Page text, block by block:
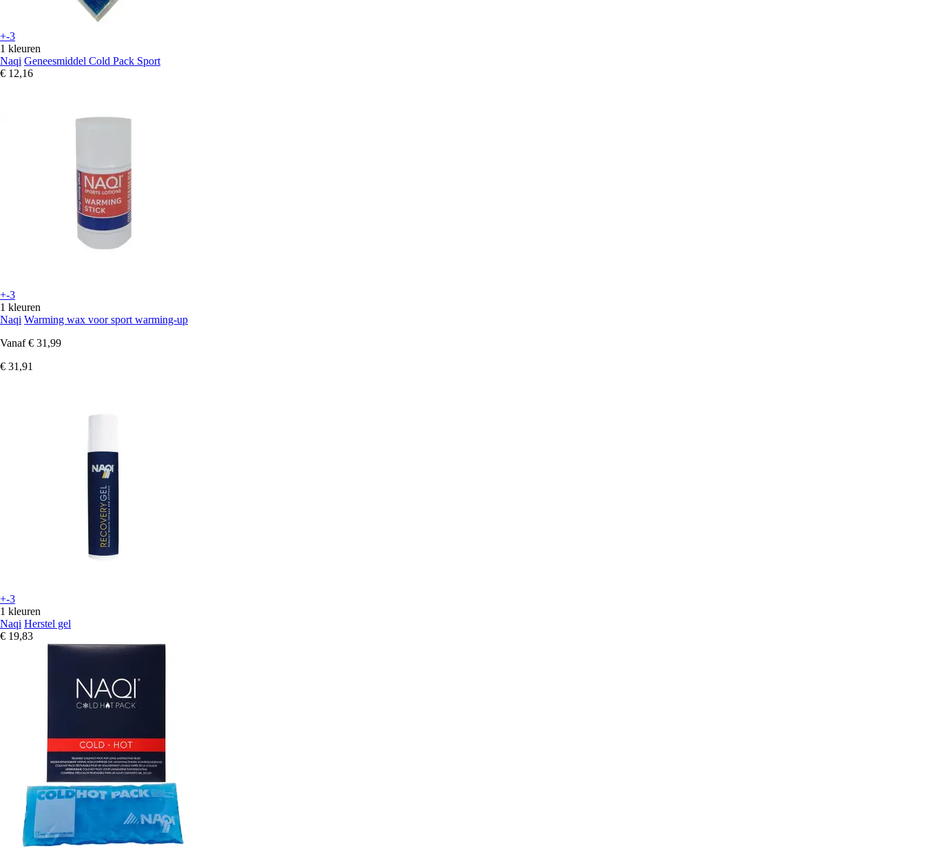
+-3
1 kleuren
Naqi Geneesmiddel Cold Pack Sport
€ 12,16
+-3
1 kleuren
Naqi Warming wax voor sport warming-up
Vanaf € 31,99
€ 31,91
+-3
1 kleuren
Naqi Herstel gel
€ 19,83